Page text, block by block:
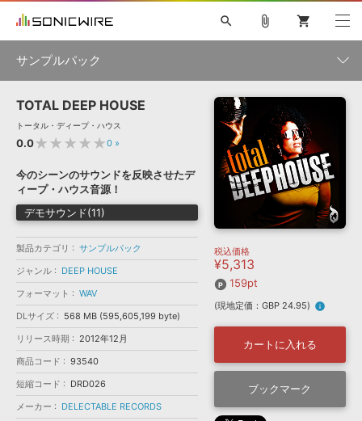
ソフト音源 »
プラグイン・エフェクト »
サンプルパック »
ソフトウェア／ツール »
DAW »
効果音 »
BGM »
キャンペーン »
特集 »
ニュースレター »
SONICWIREブログ »
製品サポート情報 »
DTMガイド »
FAQ »
お問い合わせ »
音楽カード
楽曲配信流通 サービス
無償のサウンド管理ソフト
search
初音ミク NT 鏡音リン・レン V4X 巡音ルカ V4X
KAITO V3
VOCALOID TOONTRACK
SPITFIRE AUDIO
VIENNA
EZ DRUMMER 3
ライセンスフリーBGM
サンプルパックを試そう
ボーカル抜き出し
DUBSTEP
ELECTRONICA
MUTANT
ROUTER.FM
ソフト音源 プラグイン・エフェクト
ソフトウェア／ツール DAW 効果音
attach_file shopping_cart
サンプルパック
製品一覧
ジャンル
フォーマット
ランキング
TOTAL DEEP HOUSE
トータル・ディープ・ハウス
0.0★★★★★0 »
今のシーンのサウンドを反映させたデ
ィープ・ハウス音源！
デモサウンド(11)
製品カテゴリ
サンプルパック
ジャンル
DEEP HOUSE
フォーマット
WAV
DLサイズ
568 MB (595,605,199 byte)
リリース時期
2012年12月
商品コード
93540
短縮コード
DRD026
メーカー
DELECTABLE RECORDS
税込価格
¥5,313
159pt
(現地定価：GBP 24.95) info
カートに入れる
ブックマーク